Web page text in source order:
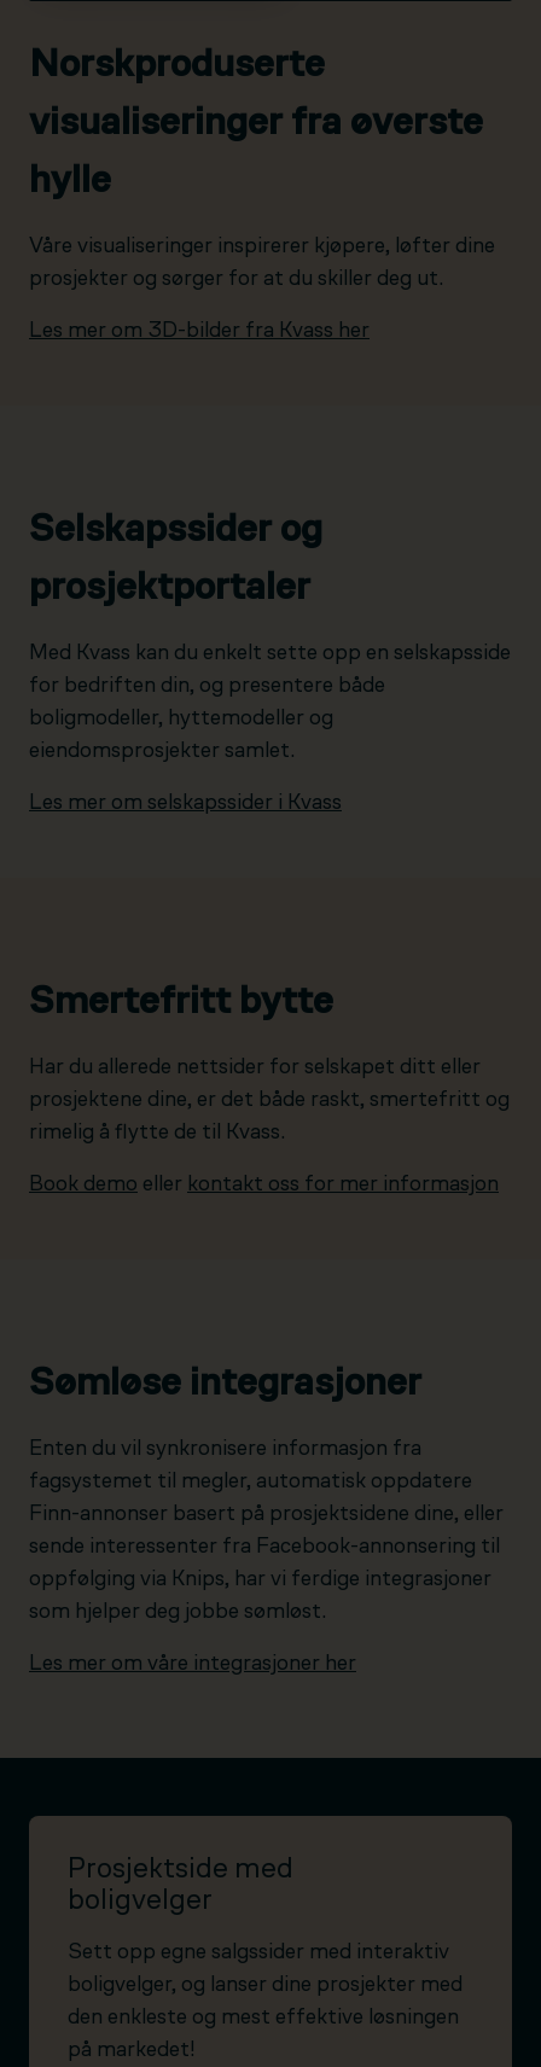
Norskproduserte
visualiseringer fra øverste
hylle
Våre visualiseringer inspirerer kjøpere, løfter dine
prosjekter og sørger for at du skiller deg ut.
Les mer om 3D-bilder fra Kvass her
Selskapssider og
prosjektportaler
Med Kvass kan du enkelt sette opp en selskapsside
for bedriften din, og presentere både
boligmodeller, hyttemodeller og
eiendomsprosjekter samlet.
Les mer om selskapssider i Kvass
Smertefritt bytte
Har du allerede nettsider for selskapet ditt eller
prosjektene dine, er det både raskt, smertefritt og
rimelig å flytte de til Kvass.
Book demo eller kontakt oss for mer informasjon
Sømløse integrasjoner
Enten du vil synkronisere informasjon fra
fagsystemet til megler, automatisk oppdatere
Finn-annonser basert på prosjektsidene dine, eller
sende interessenter fra Facebook-annonsering til
oppfølging via Knips, har vi ferdige integrasjoner
som hjelper deg jobbe sømløst.
Les mer om våre integrasjoner her
Prosjektside med
boligvelger
Sett opp egne salgssider med interaktiv
boligvelger, og lanser dine prosjekter med
den enkleste og mest effektive løsningen
på markedet!